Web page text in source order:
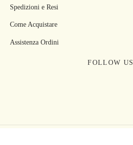
Spedizioni e Resi
Come Acquistare
Assistenza Ordini
FOLLOW US